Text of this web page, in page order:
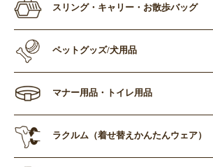
スリング・キャリー・お散歩バッグ
ペットグッズ/犬用品
マナー用品・トイレ用品
ラクルム（着せ替えかんたんウェア）